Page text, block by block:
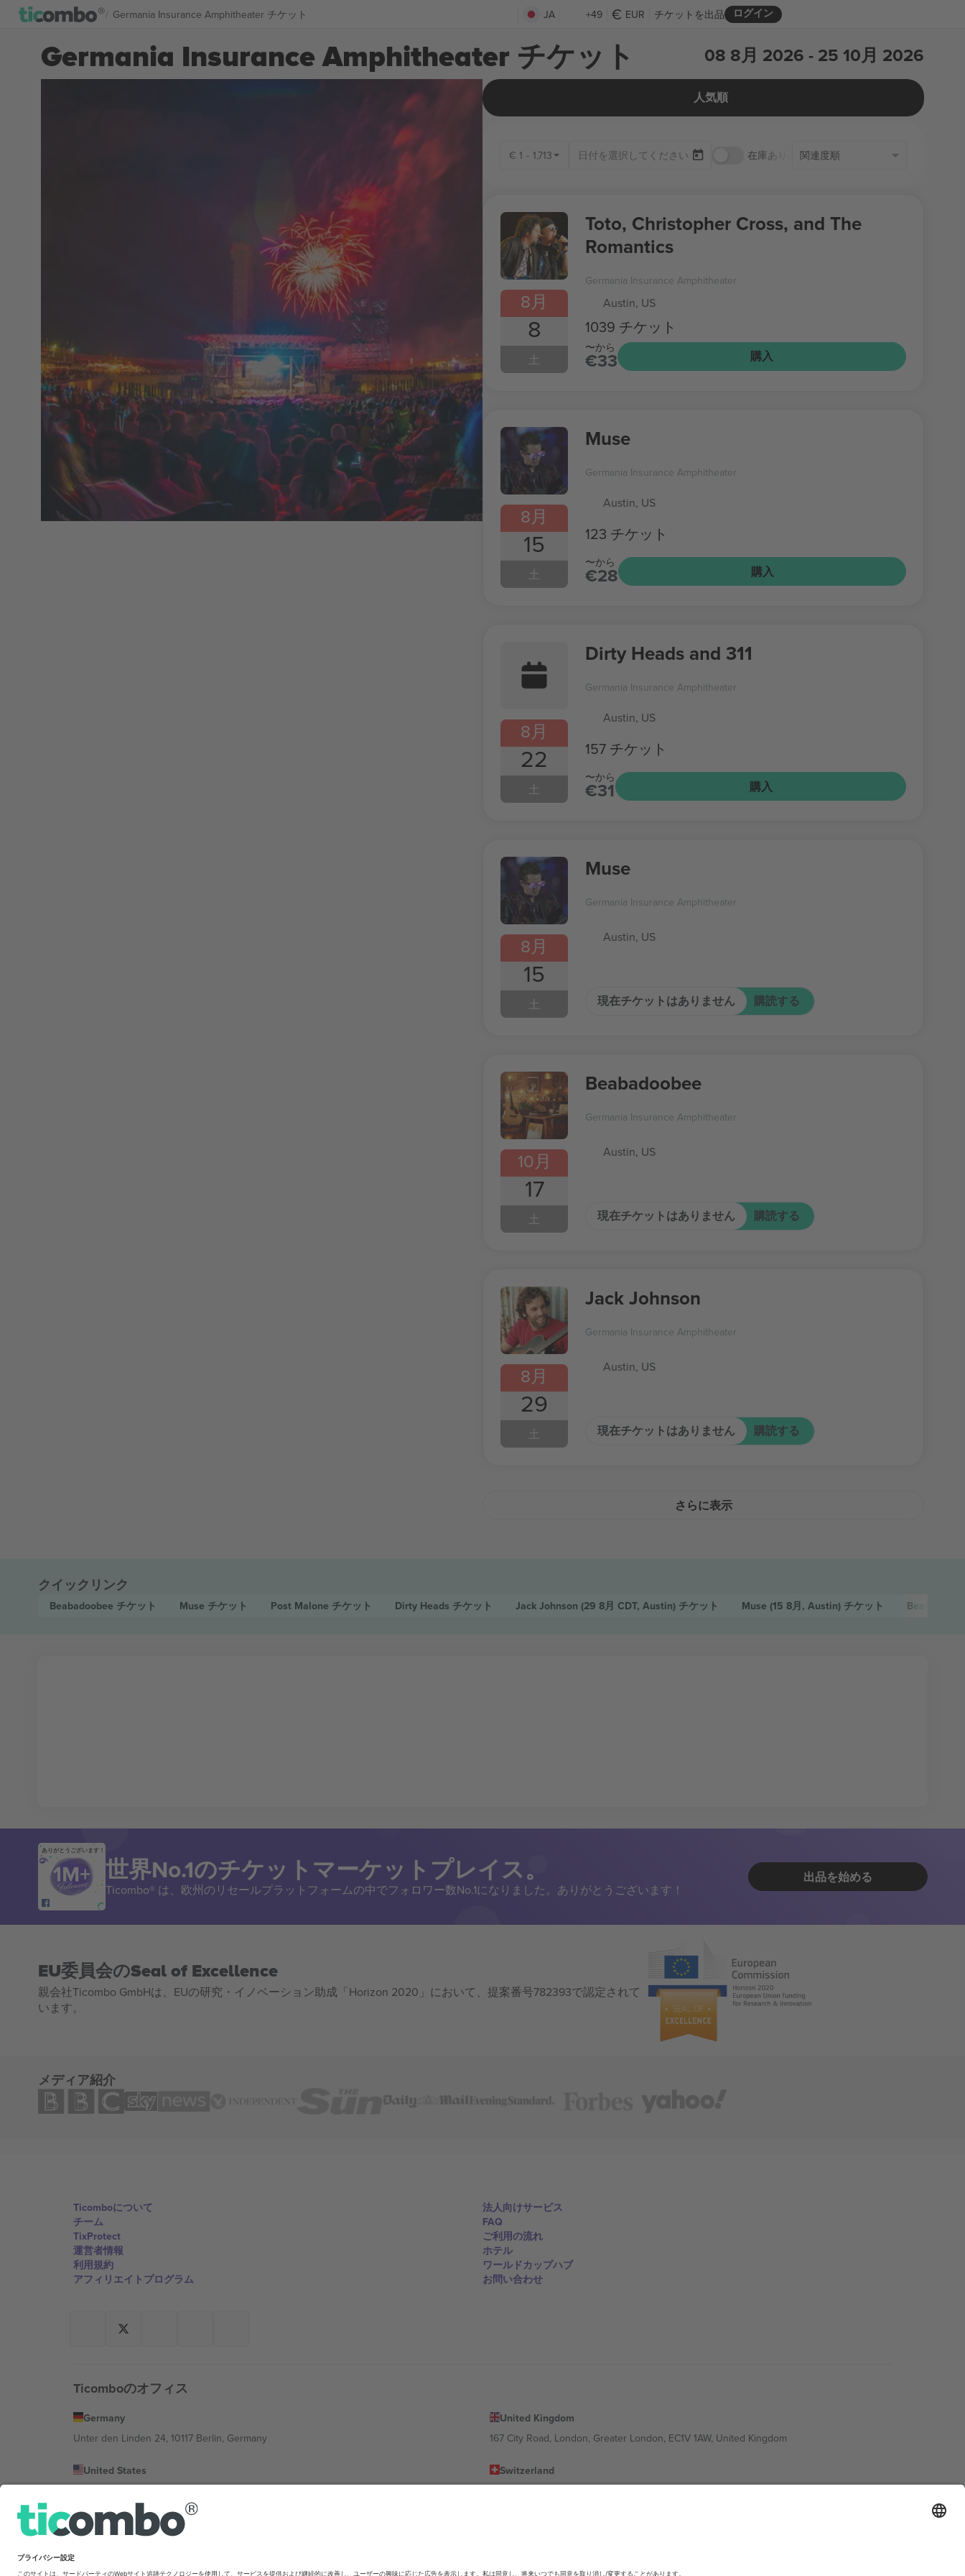
Germania Insurance Amphitheater チケット JA +49 EUR ログイン
チケットを出品
Germania Insurance Amphitheater チケット 08 8月 2026 - 25 10月 2026
人気順
€ 1 - 1,713 在庫ありのみ関連度順
8月
8
土
Toto, Christopher Cross, and The
Romantics
Germania Insurance Amphitheater
Austin, US
1039 チケット
〜から
€33 購入
8月
15
土
Muse
Germania Insurance Amphitheater
Austin, US
123 チケット
〜から
€28 購入
8月
22
土
Dirty Heads and 311
Germania Insurance Amphitheater
Austin, US
157 チケット
〜から
€31 購入
8月
15
土
Muse
Germania Insurance Amphitheater
Austin, US
現在チケットはありません 購読する
10月
17
土
Beabadoobee
Germania Insurance Amphitheater
Austin, US
現在チケットはありません 購読する
8月
29
土
Jack Johnson
Germania Insurance Amphitheater
Austin, US
現在チケットはありません 購読する
さらに表示
クイックリンク
Beabadoobee チケット Muse チケット Post Malone チケット Dirty Heads チケット Jack Johnson (29 8月 CDT, Austin) チケット Muse (15 8月, Austin) チケット
ありがとうございます！
世界No.1のチケットマーケットプレイス。
Ticombo® は、欧州のリセールプラットフォームの中でフォロワー数No.1になりました。ありがとうございます！
出品を始める
EU委員会のSeal of Excellence
親会社Ticombo GmbHは、EUの研究・イノベーション助成「Horizon 2020」において、提案番号782393で認定されて
います。
メディア紹介
Ticomboについて
チーム
TixProtect
運営者情報
利用規約
アフィリエイトプログラム
法人向けサービス
FAQ
ご利用の流れ
ホテル
ワールドカップハブ
お問い合わせ
Ticomboのオフィス
Germany
Unter den Linden 24, 10117 Berlin, Germany
United Kingdom
167 City Road, London, Greater London, EC1V 1AW, United Kingdom
United States
Switzerland
Bulgaria